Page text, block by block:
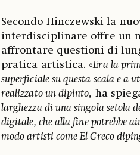
Secondo Hinczewski la
interdisciplinare offre un
affrontare questioni di
pratica artistica. «Era la
superficiale su questa scala e a
realizzato un dipinto, ha
larghezza di una singola setola
digitale, che alla fine potrebbe
modo artisti come El Greco